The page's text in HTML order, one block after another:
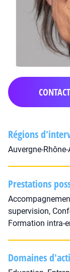
Régions
Auvergne-
Prestations
supervision,
Formation intra-
Domaines